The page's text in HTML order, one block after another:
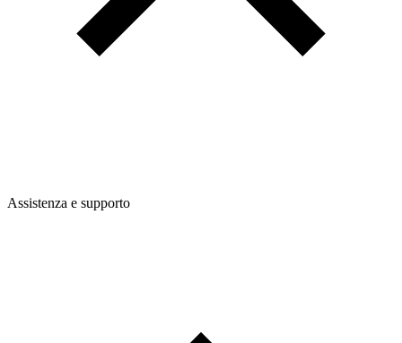
Assistenza e supporto